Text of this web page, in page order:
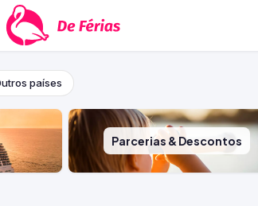
países
Parcerias & Descontos